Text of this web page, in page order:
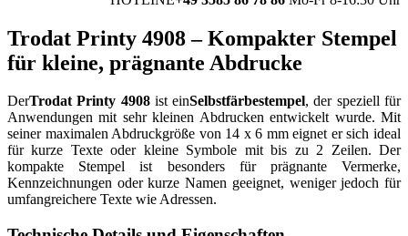
Trodat Printy 4908 – Kompakter Stempel
für kleine, prägnante Abdrucke
DerTrodat Printy 4908ist einSelbstfärbestempel, der speziell für
Anwendungen mit sehr kleinen Abdrucken entwickelt wurde. Mit
seiner maximalen Abdruckgröße von 14 x 6 mm eignet er sich ideal
für kurze Texte oder kleine Symbole mit bis zu 2 Zeilen. Der
kompakte Stempel ist besonders für prägnante Vermerke,
Kennzeichnungen oder kurze Namen geeignet, weniger jedoch für
umfangreichere Texte wie Adressen.